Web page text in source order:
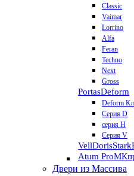
Classic
Vaimar
Lorrino
Alfa
Feran
Techno
Next
Gross
PortasDeform
Deform
Серия D
серия H
Серия V
VellDorisStark
Atum Pro
Двери из Массива